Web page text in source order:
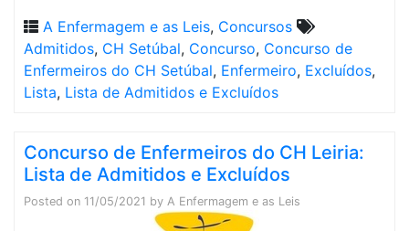
A Enfermagem e as Leis, Concursos
Admitidos, CH Setúbal, Concurso, Concurso de
Enfermeiros do CH Setúbal, Enfermeiro, Excluídos,
Lista, Lista de Admitidos e Excluídos
Concurso de Enfermeiros do CH Leiria:
Lista de Admitidos e Excluídos
Posted on 11/05/2021 by A Enfermagem e as Leis